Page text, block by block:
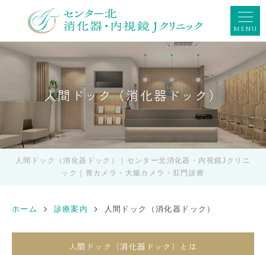
MENU
人間ドック（消化器ドック）
人間ドック（消化器ドック）｜センター北消化器・内視鏡Jクリニ
ック｜胃カメラ・大腸カメラ・肛門診療
ホーム 診療案内 人間ドック（消化器ドック）
人間ドック（消化器ドック）とは